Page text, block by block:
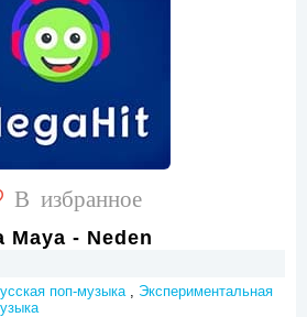
В избранное
Maya - Neden
поп-музыка, Экспериментальная